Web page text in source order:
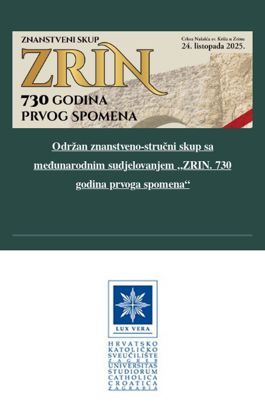
Održan znanstveno-stručni skup sa
međunarodnim sudjelovanjem „ZRIN. 730
godina prvoga spomena“